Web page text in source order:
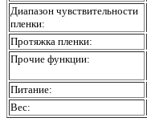
Диапазон чувствительности
пленки:
Протяжка пленки:
Прочие функции:
Питание:
Вес: